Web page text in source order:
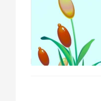
2019/1/7 16:54:43